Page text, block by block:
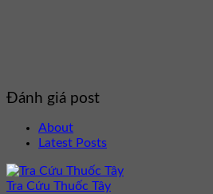
Đánh giá post
About
Latest Posts
Tra Cứu Thuốc Tây